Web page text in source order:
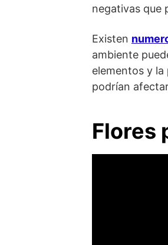
negativas que
Existen
ambiente
elementos y la
podrían
Flores